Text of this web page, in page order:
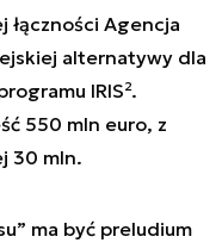
łączności Agencja
alternatywy dla
IRIS².
550 mln euro, z
30 mln.
ma być preludium